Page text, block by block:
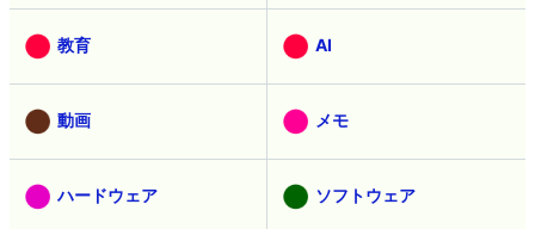
教育 AI
動画 メモ
ハードウェア ソフトウェア